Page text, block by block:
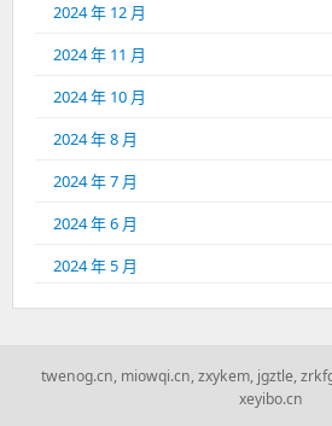
2024 年 12 月
2024 年 11 月
2024 年 10 月
2024 年 8 月
2024 年 7 月
2024 年 6 月
2024 年 5 月
twenog.cn, miowqi.cn,zxykem, jgztle,
xeyibo.cn